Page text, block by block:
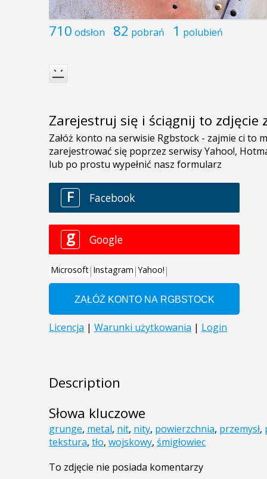
710 odsłon 82 pobrań 1 polubień
Zarejestruj się i ściągnij to zdjęcie
Description
Słowa kluczowe
grunge, metal, nit, nity, powierzchnia, przemysł,
tekstura, tło, wojskowy, śmigłowiec
To zdjęcie nie posiada komentarzy